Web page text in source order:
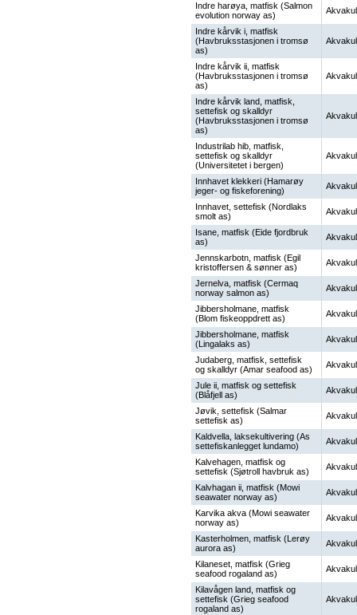
Indre harøya, matfisk (Salmon
evolution norway as)
Indre kårvik i, matfisk
(Havbruksstasjonen i tromsø
as)
Indre kårvik ii, matfisk
(Havbruksstasjonen i tromsø
as)
Indre kårvik land, matfisk,
settefisk og skalldyr
(Havbruksstasjonen i tromsø
as)
Industrilab hib, matfisk,
settefisk og skalldyr
(Universitetet i bergen)
Innhavet klekkeri (Hamarøy
jeger- og fiskeforening)
Innhavet, settefisk (Nordlaks
smolt as)
Isane, matfisk (Eide fjordbruk
as)
Jennskarbotn, matfisk (Egil
kristoffersen & sønner as)
Jernelva, matfisk (Cermaq
norway salmon as)
Jibbersholmane, matfisk
(Blom fiskeoppdrett as)
Jibbersholmane, matfisk
(Lingalaks as)
Judaberg, matfisk, settefisk
og skalldyr (Amar seafood as)
Jule ii, matfisk og settefisk
(Blåfjell as)
Jøvik, settefisk (Salmar
settefisk as)
Kaldvella, laksekultivering (As
settefiskanlegget lundamo)
Kalvehagen, matfisk og
settefisk (Sjøtroll havbruk as)
Kalvhagan ii, matfisk (Mowi
seawater norway as)
Karvika akva (Mowi seawater
norway as)
Kasterholmen, matfisk (Lerøy
aurora as)
Kilaneset, matfisk (Grieg
seafood rogaland as)
Kilavågen land, matfisk og
settefisk (Grieg seafood
rogaland as)